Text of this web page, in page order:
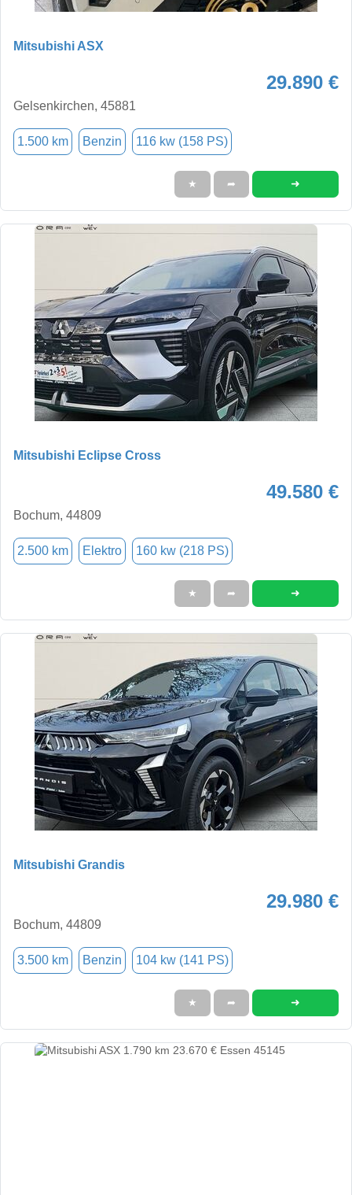
Mitsubishi ASX
29.890 €
Gelsenkirchen, 45881
1.500 km Benzin 116 kw (158 PS)
★ ➦ ➜
Mitsubishi Eclipse Cross
49.580 €
Bochum, 44809
2.500 km Elektro 160 kw (218 PS)
★ ➦ ➜
Mitsubishi Grandis
29.980 €
Bochum, 44809
3.500 km Benzin 104 kw (141 PS)
★ ➦ ➜